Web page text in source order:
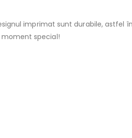
imprimat sunt durabile, astfel
special!